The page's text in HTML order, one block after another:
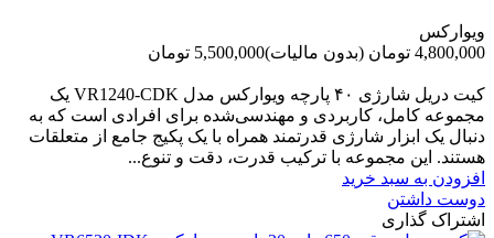
ویوارکس
4,800,000 تومان
(بدون مالیات)5,500,000 تومان
کیت دریل شارژی ۴۰ پارچه ویوارکس مدل VR1240‑CDK یک
مجموعه کامل، کاربردی و مهندسی‌شده برای افرادی است که به
دنبال یک ابزار شارژی قدرتمند همراه با یک پکیج جامع از متعلقات
هستند. این مجموعه با ترکیب قدرت، دقت و تنوع...
افزودن به سبد خرید
دوست داشتن
اشتراک گذاری